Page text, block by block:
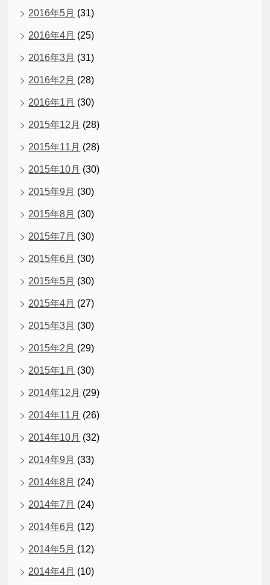
2016年5月 (31)
2016年4月 (25)
2016年3月 (31)
2016年2月 (28)
2016年1月 (30)
2015年12月 (28)
2015年11月 (28)
2015年10月 (30)
2015年9月 (30)
2015年8月 (30)
2015年7月 (30)
2015年6月 (30)
2015年5月 (30)
2015年4月 (27)
2015年3月 (30)
2015年2月 (29)
2015年1月 (30)
2014年12月 (29)
2014年11月 (26)
2014年10月 (32)
2014年9月 (33)
2014年8月 (24)
2014年7月 (24)
2014年6月 (12)
2014年5月 (12)
2014年4月 (10)